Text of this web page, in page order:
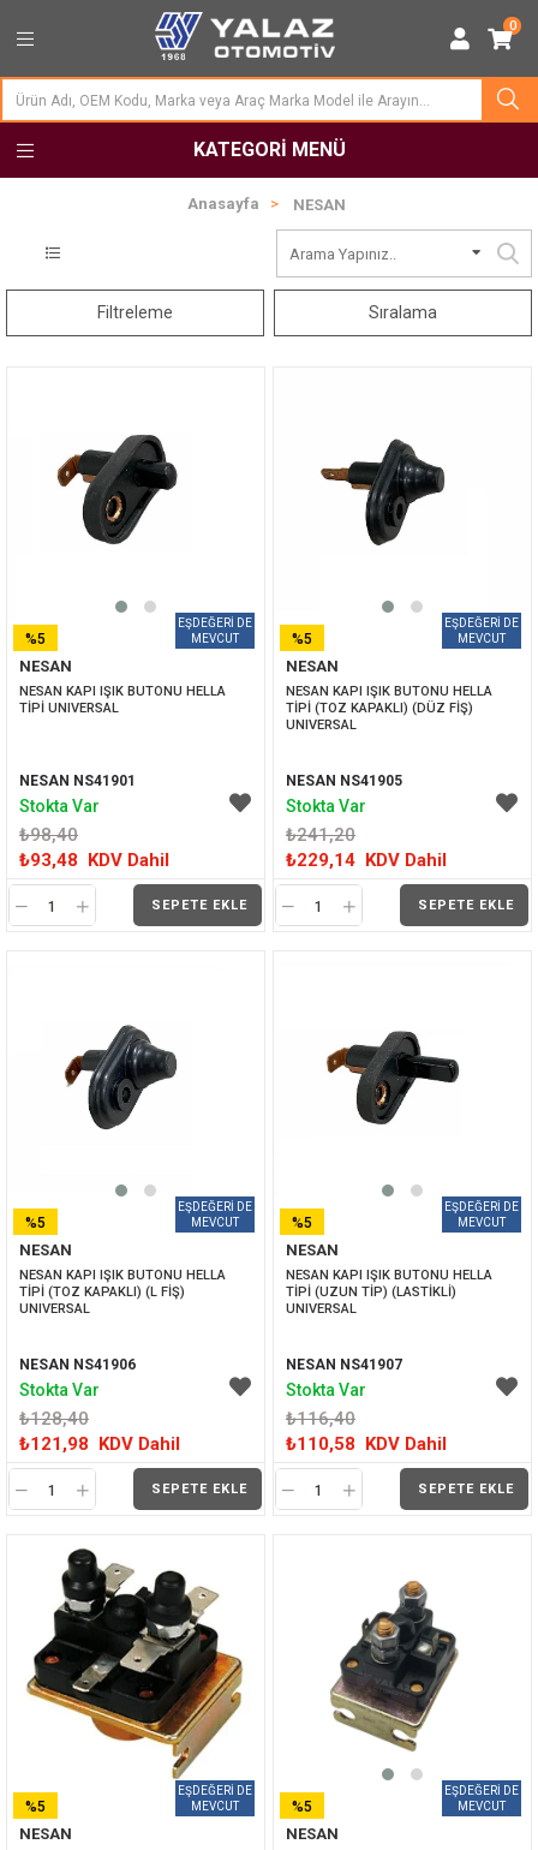
0
KATEGORI MENÜ
Anasayfa NESAN
Filtreleme Sıralama
NESAN
NESAN KAPI IŞIK BUTONU HELLA
TİPİ UNIVERSAL
NESAN NS41901
₺98,40
₺93,48 KDV Dahil
SEPETE EKLE
%5
İNDIRIM
Stokta Var
NESAN
NESAN KAPI IŞIK BUTONU HELLA
TİPİ (TOZ KAPAKLI) (DÜZ FİŞ)
UNIVERSAL
NESAN NS41905
₺241,20
₺229,14 KDV Dahil
SEPETE EKLE
%5
İNDIRIM
Stokta Var
NESAN
NESAN KAPI IŞIK BUTONU HELLA
TİPİ (TOZ KAPAKLI) (L FİŞ)
UNIVERSAL
NESAN NS41906
₺128,40
₺121,98 KDV Dahil
SEPETE EKLE
%5
İNDIRIM
Stokta Var
NESAN
NESAN KAPI IŞIK BUTONU HELLA
TİPİ (UZUN TİP) (LASTİKLİ)
UNIVERSAL
NESAN NS41907
₺116,40
₺110,58 KDV Dahil
SEPETE EKLE
%5
İNDIRIM
Stokta Var
NESAN
%5
İNDIRIM
NESAN
%5
İNDIRIM